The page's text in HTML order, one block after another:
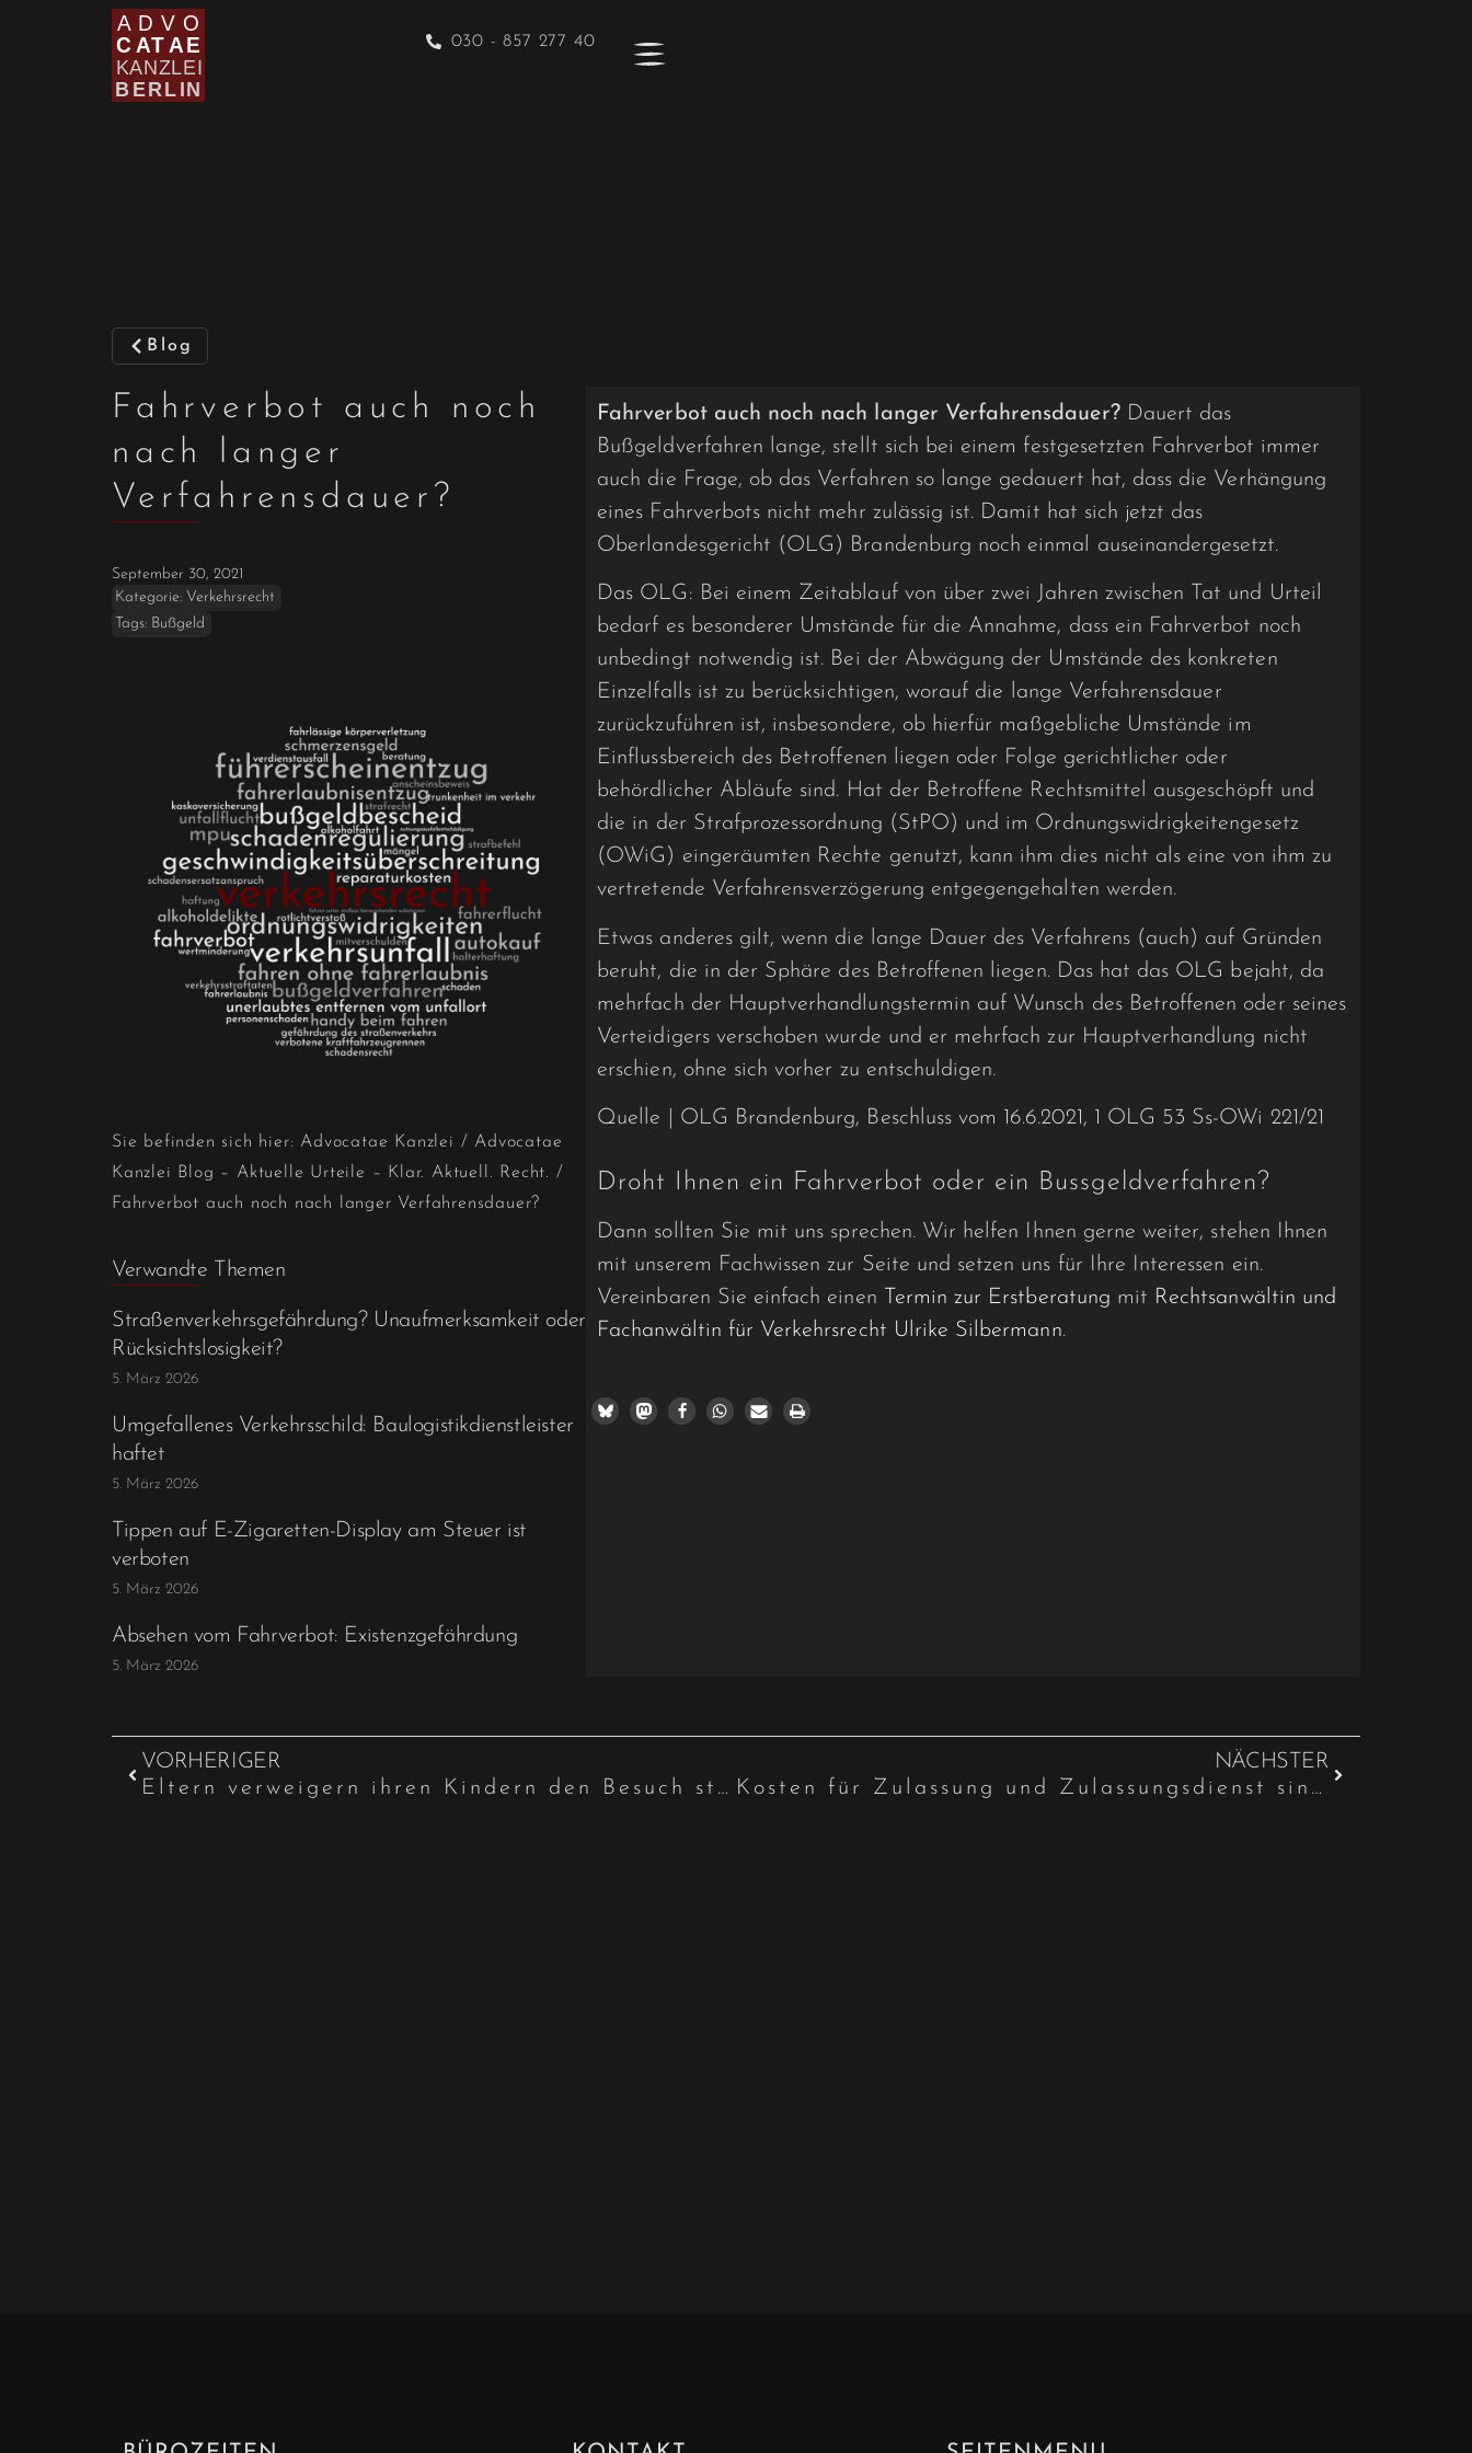
030 - 857 277 40
Blog
Fahrverbot auch noch
nach langer
Verfahrensdauer?
September 30, 2021
Kategorie: Verkehrsrecht
Tags: Bußgeld
Sie befinden sich hier: Advocatae Kanzlei / Advocatae
Kanzlei Blog – Aktuelle Urteile – Klar. Aktuell. Recht. /
Fahrverbot auch noch nach langer Verfahrensdauer?
Verwandte Themen
Straßenverkehrsgefährdung? Unaufmerksamkeit oder
Rücksichtslosigkeit?
5. März 2026
Umgefallenes Verkehrsschild: Baulogistikdienstleister
haftet
5. März 2026
Tippen auf E-Zigaretten-Display am Steuer ist
verboten
5. März 2026
Absehen vom Fahrverbot: Existenzgefährdung
5. März 2026
Fahrverbot auch noch nach langer Verfahrensdauer?Dauert das
Bußgeldverfahren lange, stellt sich bei einem festgesetzten Fahrverbot immer
auch die Frage, ob das Verfahren so lange gedauert hat, dass die Verhängung
eines Fahrverbots nicht mehr zulässig ist. Damit hat sich jetzt das
Oberlandesgericht (OLG) Brandenburg noch einmal auseinandergesetzt.
Das OLG: Bei einem Zeitablauf von über zwei Jahren zwischen Tat und Urteil
bedarf es besonderer Umstände für die Annahme, dass ein Fahrverbot noch
unbedingt notwendig ist. Bei der Abwägung der Umstände des konkreten
Einzelfalls ist zu berücksichtigen, worauf die lange Verfahrensdauer
zurückzuführen ist, insbesondere, ob hierfür maßgebliche Umstände im
Einflussbereich des Betroffenen liegen oder Folge gerichtlicher oder
behördlicher Abläufe sind. Hat der Betroffene Rechtsmittel ausgeschöpft und
die in der Strafprozessordnung (StPO) und im Ordnungswidrigkeitengesetz
(OWiG) eingeräumten Rechte genutzt, kann ihm dies nicht als eine von ihm zu
vertretende Verfahrensverzögerung entgegengehalten werden.
Etwas anderes gilt, wenn die lange Dauer des Verfahrens (auch) auf Gründen
beruht, die in der Sphäre des Betroffenen liegen. Das hat das OLG bejaht, da
mehrfach der Hauptverhandlungstermin auf Wunsch des Betroffenen oder seines
Verteidigers verschoben wurde und er mehrfach zur Hauptverhandlung nicht
erschien, ohne sich vorher zu entschuldigen.
Quelle | OLG Brandenburg, Beschluss vom 16.6.2021, 1 OLG 53 Ss-OWi 221/21
Droht Ihnen ein Fahrverbot oder ein Bussgeldverfahren?
Dann sollten Sie mit uns sprechen. Wir helfen Ihnen gerne weiter, stehen Ihnen
mit unserem Fachwissen zur Seite und setzen uns für Ihre Interessen ein.
Vereinbaren Sie einfach einen Termin zur Erstberatung mit Rechtsanwältin und
Fachanwältin für Verkehrsrecht Ulrike Silbermann.
VORHERIGER
Eltern verweigern ihren Kindern den Besuch staatlich anerkannter Schulen – teilweiser Sorgerechtsentzug
NÄCHSTER
Kosten für Zulassung und Zulassungsdienst sind erstattungsfähig